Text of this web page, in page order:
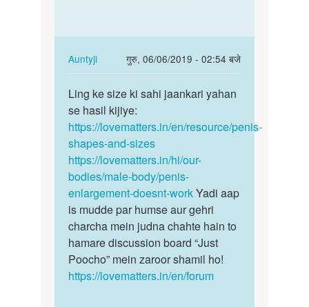
रोज
करने
से
by
शिवम्
Auntyji
गुरु, 06/06/2019 - 02:54 बजे
In
reply
to
Lingkasaijkyahonachaiye
by
अज्ञात
Ling
ke
size
ki
sahi
…
Ling ke size ki sahi jaankari yahan
se hasil kijiye:
https://lovematters.in/en/resource/penis-
shapes-and-sizes
https://lovematters.in/hi/our-
bodies/male-body/penis-
enlargement-doesnt-workYadi aap
is mudde par humse aur gehri
charcha mein judna chahte hain to
hamare discussion board “Just
Poocho” mein zaroor shamil ho!
https://lovematters.in/en/forum